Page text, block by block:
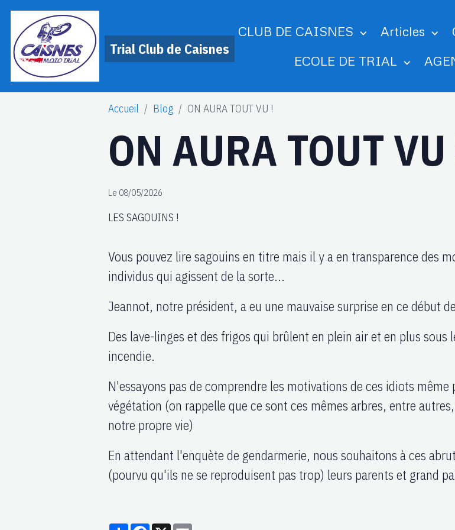
Trial Club de Caisnes
CLUB DE CAISNES Articles
ECOLE DE TRIAL
Accueil Blog ON AURA TOUT VU !
ON AURA TOUT
Le 08/05/2026
LES SAGOUINS !
Vous pouvez lire sagouins en titre mais il y a en transparence des
individus qui agissent de la sorte...
Jeannot, notre président, a eu une mauvaise surprise en ce début
Des lave-linges et des frigos qui brûlent en plein air et en plus
incendie.
N'essayons pas de comprendre les motivations de ces idiots
végétation (on rappelle que ce sont ces mêmes arbres, entre
notre propre vie)
En attendant l'enquète de gendarmerie, nous souhaitons à ces
(pourvu qu'ils ne se reproduisent pas trop) leurs parents et grand